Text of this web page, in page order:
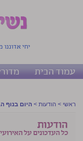
יחי
עמוד הבית
ראשי > הודעות > היום בנוף